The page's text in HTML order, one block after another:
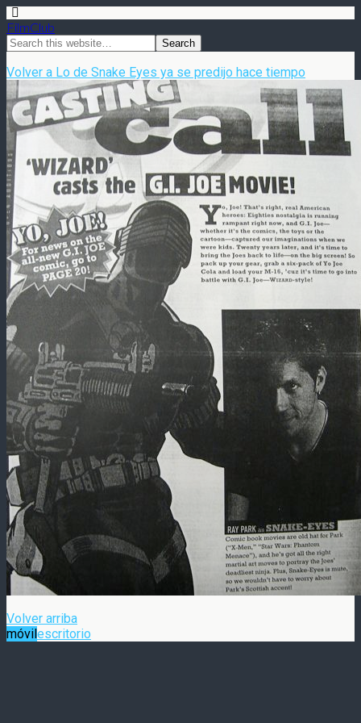
FilmClub
Volver a Lo de Snake Eyes ya se predijo hace tiempo
Volver arriba
móvilescritorio